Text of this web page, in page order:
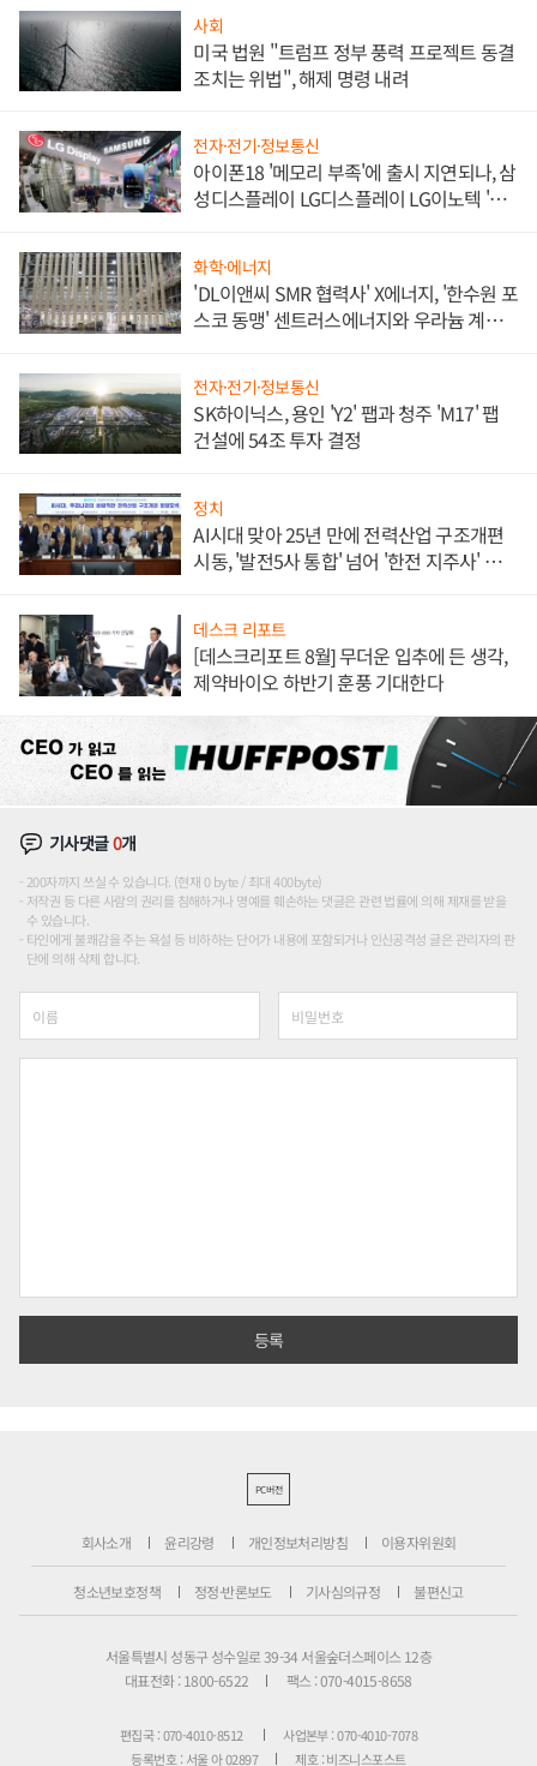
사회
미국 법원 "트럼프 정부 풍력 프로젝트 동결
조치는 위법", 해제 명령 내려
전자·전기·정보통신
아이폰18 '메모리 부족'에 출시 지연되나, 삼
성디스플레이 LG디스플레이 LG이노텍 '탈
화학·에너지
'DL이앤씨 SMR 협력사' X에너지, '한수원 포
스코 동맹' 센트러스에너지와 우라늄 계약
전자·전기·정보통신
SK하이닉스, 용인 'Y2' 팹과 청주 'M17' 팹
건설에 54조 투자 결정
정치
AI시대 맞아 25년 만에 전력산업 구조개편
시동, '발전5사 통합' 넘어 '한전 지주사' 재편
데스크 리포트
[데스크리포트 8월] 무더운 입추에 든 생각,
제약바이오 하반기 훈풍 기대한다
기사댓글0개
200자까지 쓰실 수 있습니다. (현재 0 byte / 최대 400byte)
저작권 등 다른 사람의 권리를 침해하거나 명예를 훼손하는 댓글은 관련 법률에 의해 제재를 받을
수 있습니다.
타인에게 불쾌감을 주는 욕설 등 비하하는 단어가 내용에 포함되거나 인신공격성 글은 관리자의 판
단에 의해 삭제 합니다.
PC버전
회사소개 윤리강령 개인정보처리방침 이용자위원회
청소년보호정책 정정·반론보도 기사심의규정 불편신고
서울특별시 성동구 성수일로 39-34 서울숲더스페이스 12층
대표전화 : 1800-6522
팩스 : 070-4015-8658
편집국 : 070-4010-8512
사업본부 : 070-4010-7078
등록번호 : 서울 아 02897
제호 : 비즈니스포스트